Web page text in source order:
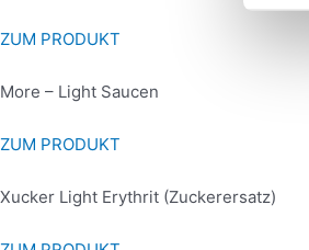
ZUM PRODUKT
More – Light Saucen
ZUM PRODUKT
Xucker Light Erythrit (Zuckerersatz)